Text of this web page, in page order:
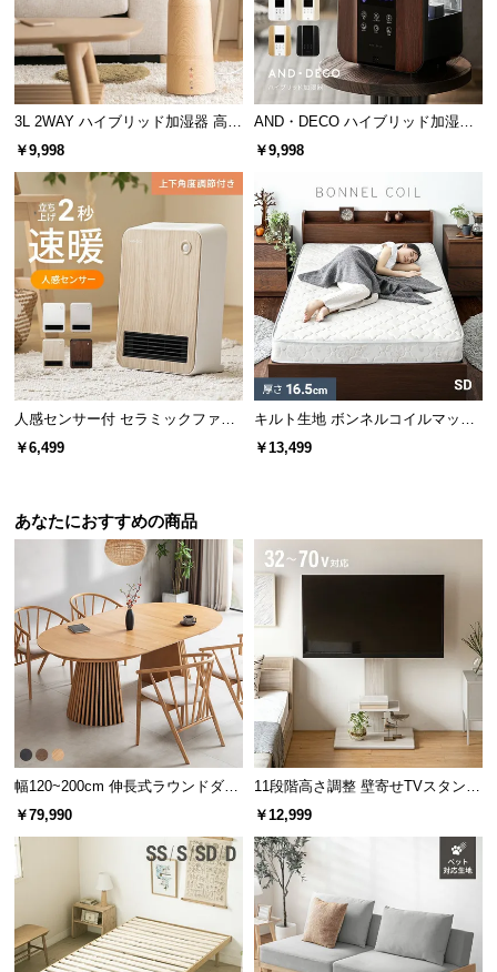
ポ
ー
ト
お
知
ら
ブ
ロ
グ
企
o.,
3L 2WAY ハイブリッド加湿器 高さ
調整可能
￥9,998
AND・DECO ハイブリッド加湿器
ステンレス振動子モデル 木目調
￥9,998
人感センサー付 セラミックファン
ヒーター 上下角度調節
￥6,499
キルト生地 ボンネルコイルマット
レス SD
￥13,499
あなたにおすすめの商品
幅120~200cm 伸長式ラウンドダイ
ニングテーブル 6人掛け 天然木突
板 美しい格子デザイン
￥79,990
11段階高さ調整 壁寄せTVスタンド
キャスター付き 上下左右角度調節
￥12,999